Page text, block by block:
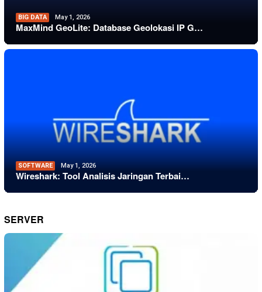
BIG DATA May 1, 2026
MaxMind GeoLite: Database Geolokasi IP G…
SOFTWARE May 1, 2026
Wireshark: Tool Analisis Jaringan Terbai…
SERVER